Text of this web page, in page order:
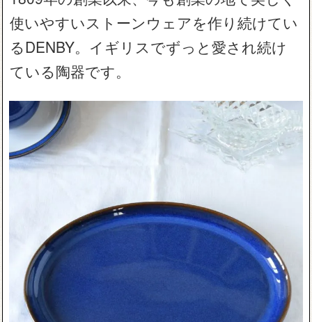
使いやすいストーンウェアを作り続けてい
るDENBY。イギリスでずっと愛され続け
ている陶器です。